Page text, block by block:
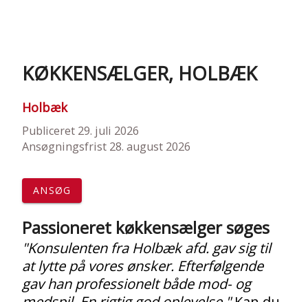
KØKKENSÆLGER, HOLBÆK
Holbæk
Publiceret 29. juli 2026
Ansøgningsfrist 28. august 2026
ANSØG
Passioneret køkkensælger søges
"Konsulenten fra Holbæk afd. gav sig til
at lytte på vores ønsker. Efterfølgende
gav han professionelt både mod- og